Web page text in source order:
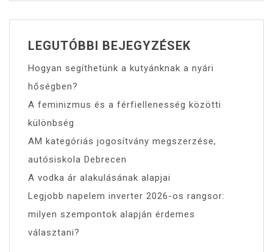
LEGUTÓBBI BEJEGYZÉSEK
Hogyan segíthetünk a kutyánknak a nyári
hőségben?
A feminizmus és a férfiellenesség közötti
különbség
AM kategóriás jogosítvány megszerzése,
autósiskola Debrecen
A vodka ár alakulásának alapjai
Legjobb napelem inverter 2026-os rangsor:
milyen szempontok alapján érdemes
választani?